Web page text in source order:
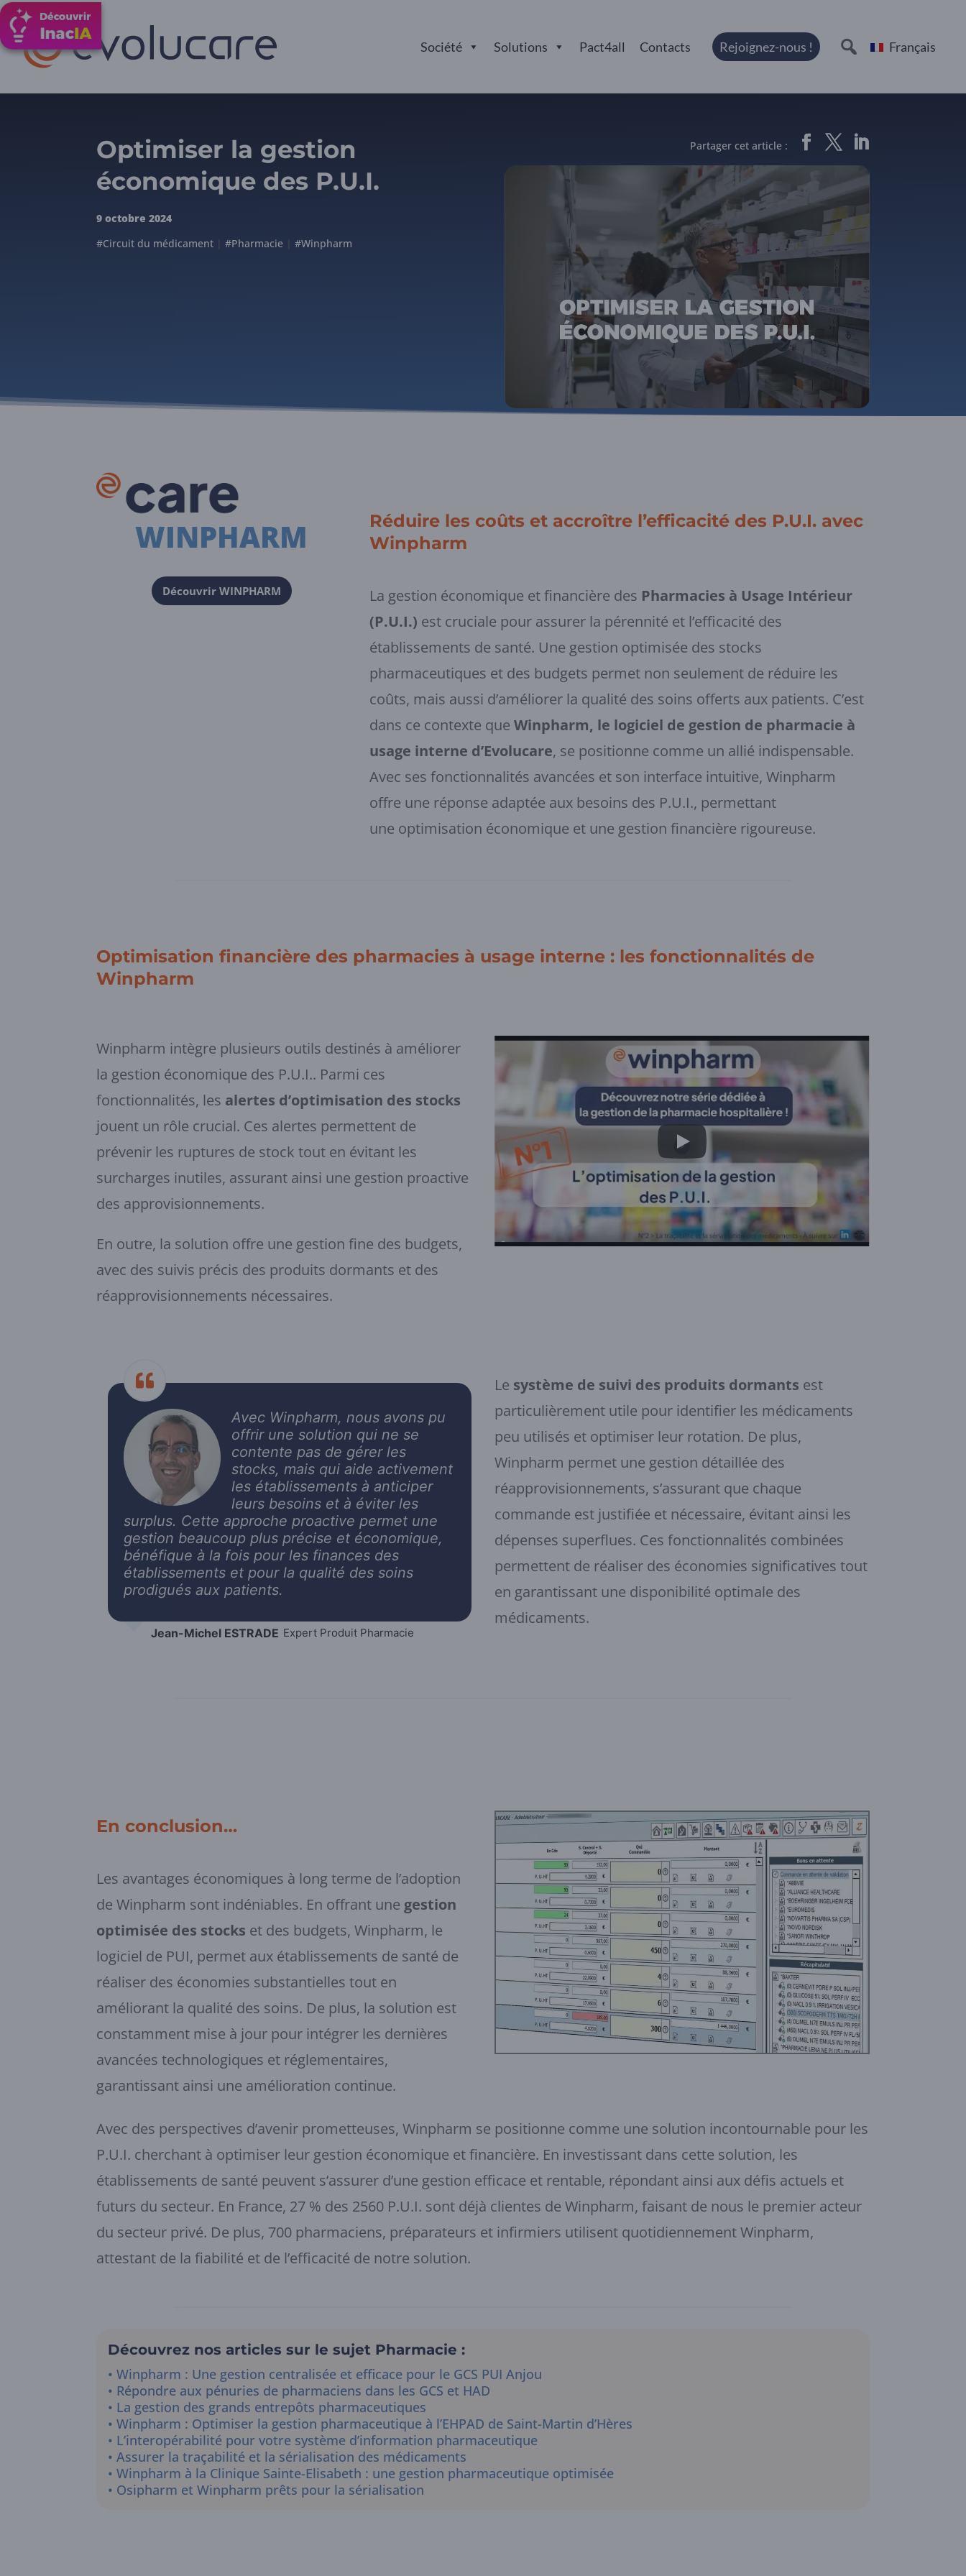
Société Solutions Pact4all Contacts Rejoignez-nous ! Français
Optimiser la gestion
économique des P.U.I.
9 octobre 2024
#Circuit du médicament |#Pharmacie |#Winpharm
Partager cet article :
WINPHARM
Découvrir WINPHARM
Réduire les coûts et accroître l’efficacité des P.U.I. avec
Winpharm
La gestion économique et financière des Pharmacies à Usage Intérieur
(P.U.I.) est cruciale pour assurer la pérennité et l’efficacité des
établissements de santé. Une gestion optimisée des stocks
pharmaceutiques et des budgets permet non seulement de réduire les
coûts, mais aussi d’améliorer la qualité des soins offerts aux patients. C’est
dans ce contexte queWinpharm, le logiciel de gestion de pharmacie à
usage interne d’Evolucare, se positionne comme un allié indispensable.
Avec ses fonctionnalités avancées et son interface intuitive, Winpharm
offre une réponse adaptée aux besoins des P.U.I., permettant
une optimisation économique et une gestion financière rigoureuse.
Optimisation financière des pharmacies à usage interne : les fonctionnalités de
Winpharm
Winpharm intègre plusieurs outils destinés à améliorer
la gestion économique des P.U.I.. Parmi ces
fonctionnalités, les alertes d’optimisation des stocks
jouent un rôle crucial. Ces alertes permettent de
prévenir les ruptures de stock tout en évitant les
surcharges inutiles, assurant ainsi une gestion proactive
des approvisionnements.
En outre, la solution offre une gestion fine des budgets,
avec des suivis précis des produits dormants et des
réapprovisionnements nécessaires.
Avec Winpharm, nous avons pu
offrir une solution qui ne se
contente pas de gérer les
stocks, mais qui aide activement
les établissements à anticiper
leurs besoins et à éviter les
surplus. Cette approche proactive permet une
gestion beaucoup plus précise et économique,
bénéfique à la fois pour les finances des
établissements et pour la qualité des soins
prodigués aux patients.
Jean-Michel ESTRADE Expert Produit Pharmacie
Le système de suivi des produits dormants est
particulièrement utile pour identifier les médicaments
peu utilisés et optimiser leur rotation. De plus,
Winpharm permet une gestion détaillée des
réapprovisionnements, s’assurant que chaque
commande est justifiée et nécessaire, évitant ainsi les
dépenses superflues. Ces fonctionnalités combinées
permettent de réaliser des économies significatives tout
en garantissant une disponibilité optimale des
médicaments.
En conclusion…
Les avantages économiques à long terme de l’adoption
de Winpharm sont indéniables. En offrant une gestion
optimisée des stocks et des budgets, Winpharm, le
logiciel de PUI, permet aux établissements de santé de
réaliser des économies substantielles tout en
améliorant la qualité des soins. De plus, la solution est
constamment mise à jour pour intégrer les dernières
avancées technologiques et réglementaires,
garantissant ainsi une amélioration continue.
Avec des perspectives d’avenir prometteuses, Winpharm se positionne comme une solution incontournable pour les
P.U.I. cherchant à optimiser leur gestion économique et financière. En investissant dans cette solution, les
établissements de santé peuvent s’assurer d’une gestion efficace et rentable, répondant ainsi aux défis actuels et
futurs du secteur. En France, 27 % des 2560 P.U.I. sont déjà clientes de Winpharm, faisant de nous le premier acteur
du secteur privé. De plus, 700 pharmaciens, préparateurs et infirmiers utilisent quotidiennement Winpharm,
attestant de la fiabilité et de l’efficacité de notre solution.
Découvrez nos articles sur le sujet Pharmacie :
Winpharm : Une gestion centralisée et efficace pour le GCS PUI Anjou
Répondre aux pénuries de pharmaciens dans les GCS et HAD
La gestion des grands entrepôts pharmaceutiques
Winpharm : Optimiser la gestion pharmaceutique à l’EHPAD de Saint-Martin d’Hères
L’interopérabilité pour votre système d’information pharmaceutique
Assurer la traçabilité et la sérialisation des médicaments
Winpharm à la Clinique Sainte-Elisabeth : une gestion pharmaceutique optimisée
Osipharm et Winpharm prêts pour la sérialisation